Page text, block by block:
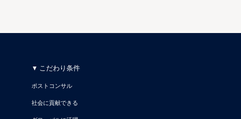
こだわり条件
ポストコンサル
社会に貢献できる